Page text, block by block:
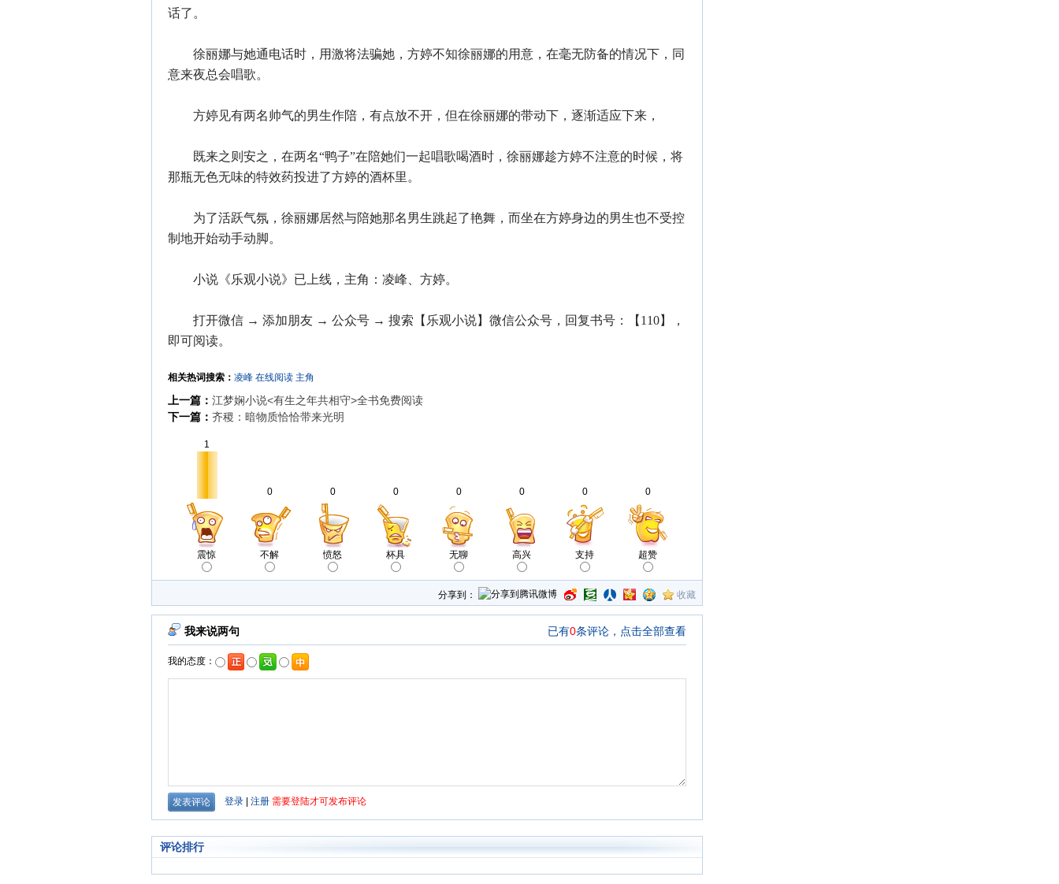
话了。
徐丽娜与她通电话时，用激将法骗她，方婷不知徐丽娜的用意，在毫无防备的情况下，同
意来夜总会唱歌。
方婷见有两名帅气的男生作陪，有点放不开，但在徐丽娜的带动下，逐渐适应下来，
既来之则安之，在两名“鸭子”在陪她们一起唱歌喝酒时，徐丽娜趁方婷不注意的时候，将
那瓶无色无味的特效药投进了方婷的酒杯里。
为了活跃气氛，徐丽娜居然与陪她那名男生跳起了艳舞，而坐在方婷身边的男生也不受控
制地开始动手动脚。
小说《乐观小说》已上线，主角：凌峰、方婷。
打开微信 → 添加朋友 → 公众号 → 搜索【乐观小说】微信公众号，回复书号：【110】，
即可阅读。
相关热词搜索： 凌峰 在线阅读 主角
上一篇： 江梦娴小说<有生之年共相守>全书免费阅读
下一篇： 齐稷：暗物质恰恰带来光明
1
震惊
0
不解
0
愤怒
0
杯具
0
无聊
0
高兴
0
支持
0
超赞
分享到： 收藏
评论排行